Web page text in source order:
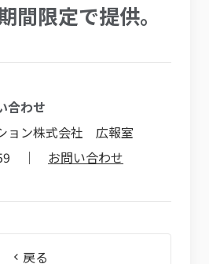
間限定で提供。
合わせ
ョン株式会社 広報室
｜ お問い合わせ
戻る